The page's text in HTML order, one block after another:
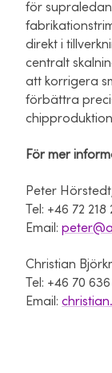
för
direkt i
centralt
att korrigera
förbättra
För mer
Peter
Tel: +46 72 218
Email:
Christian
Tel: +46 70 636
Email: